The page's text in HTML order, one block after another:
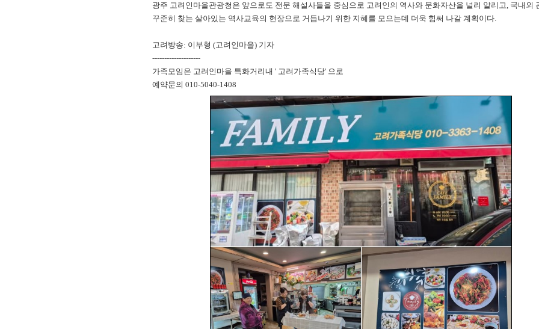
광주 고려인마을관광청은 앞으로도 전문 해설사들을 중심으로 고려인의 역사와 문화자산을 널리 알리고, 국내외
꾸준히 찾는 살아있는 역사교육의 현장으로 거듭나기 위한 지혜를 모으는데 더욱 힘써 나갈 계획이다.
고려방송: 이부형 (고려인마을) 기자
--------------------
가족모임은 고려인마을 특화거리내 ' 고려가족식당' 으로
예약문의 010-5040-1408